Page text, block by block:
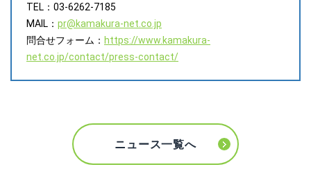
TEL：03-6262-7185
MAIL： pr@kamakura-net.co.jp
問合せフォーム： https://www.kamakura-
net.co.jp/contact/press-contact/
ニュース一覧へ